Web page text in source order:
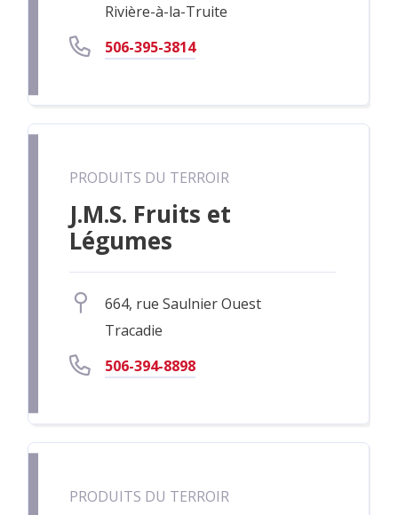
Rivière-à-la-Truite
506-395-3814
PRODUITS DU TERROIR
J.M.S. Fruits et
Légumes
664, rue Saulnier Ouest
Tracadie
506-394-8898
PRODUITS DU TERROIR